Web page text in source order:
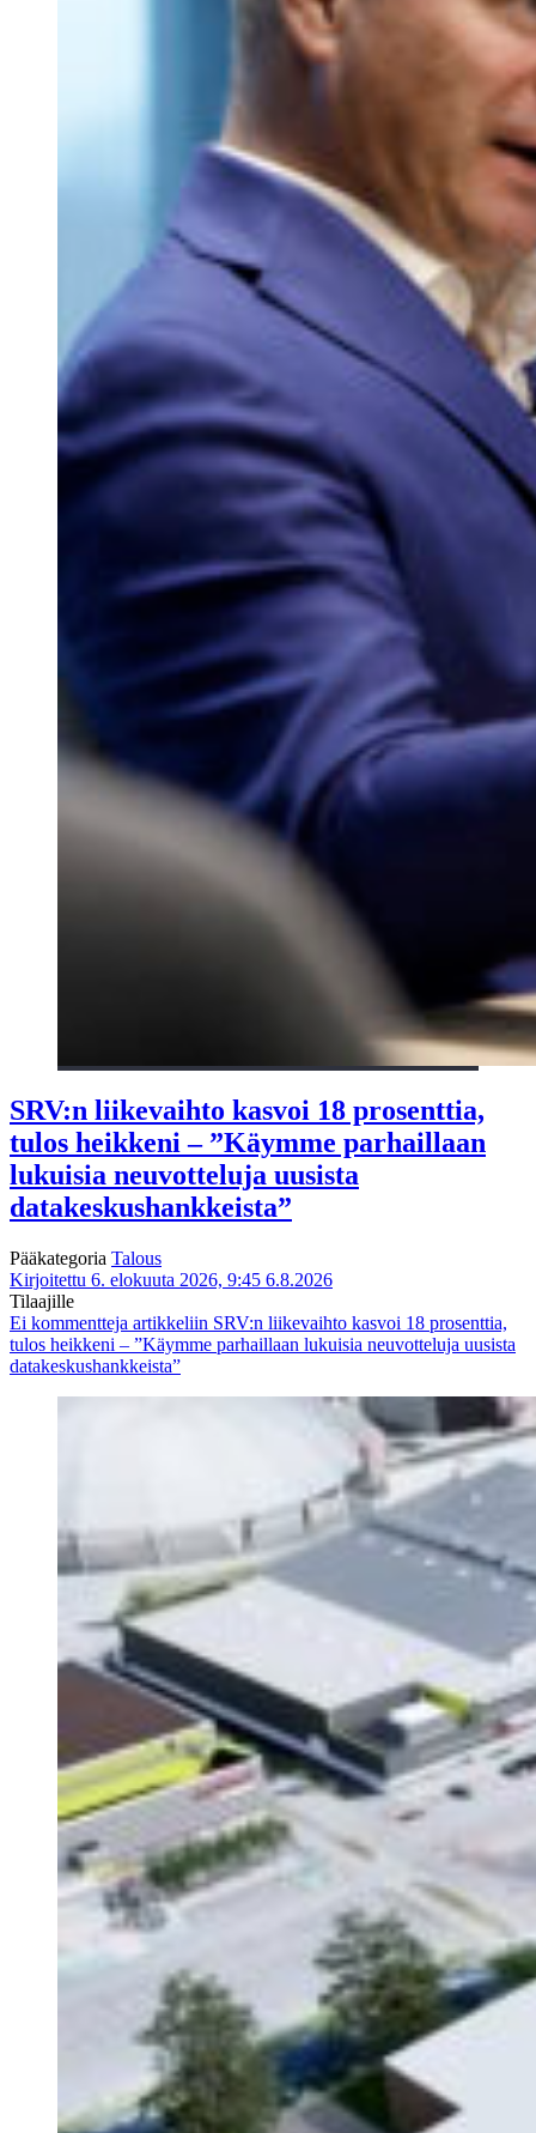
SRV:n liikevaihto kasvoi 18 prosenttia,
tulos heikkeni – ”Käymme parhaillaan
lukuisia neuvotteluja uusista
datakeskushankkeista”
Pääkategoria Talous
Kirjoitettu 6. elokuuta 2026, 9:45 6.8.2026
Tilaajille
Ei kommentteja artikkeliin SRV:n liikevaihto kasvoi 18 prosenttia,
tulos heikkeni – ”Käymme parhaillaan lukuisia neuvotteluja uusista
datakeskushankkeista”